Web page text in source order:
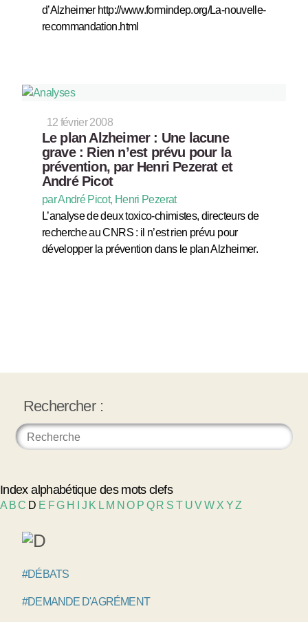
d’Alzheimer http://www.formindep.org/La-nouvelle-
recommandation.html
12 février 2008
Le plan Alzheimer : Une lacune
grave : Rien n’est prévu pour la
prévention, par Henri Pezerat et
André Picot
par André Picot, Henri Pezerat
L’analyse de deux toxico-chimistes, directeurs de
recherche au CNRS : il n’est rien prévu pour
développer la prévention dans le plan Alzheimer.
Rechercher :
Index alphabétique des mots clefs
A BC D E FG H J K L M NO P Q R S T UVW X YZ
#DÉBATS
#DEMANDE D'AGRÉMENT